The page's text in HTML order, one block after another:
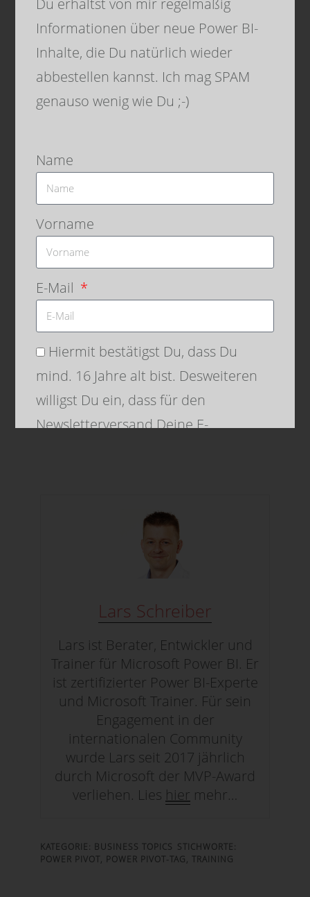
Einsatz Dominik
Alle Teilnehmer und Trainer auf einen Blick
Lars Schreiber
Lars ist Berater, Entwickler und
Trainer für Microsoft Power BI. Er
ist zertifizierter Power BI-Experte
und Microsoft Trainer. Für sein
Engagement in der
internationalen Community
wurde Lars seit 2017 jährlich
durch Microsoft der MVP-Award
verliehen. Lies hier mehr…
KATEGORIE: BUSINESS TOPICS STICHWORTE:
POWER PIVOT , POWER PIVOT-TAG, TRAINING
Du erhältst von mir regelmäßig
Informationen über neue Power BI-
Inhalte, die Du natürlich wieder
abbestellen kannst. Ich mag SPAM
genauso wenig wie Du ;-)
Name
Vorname
E-Mail
Hiermit bestätigst Du, dass Du
mind. 16 Jahre alt bist. Desweiteren
willigst Du ein, dass für den
Newsletterversand Deine E-
Datenschutzerklärung
SENDEN